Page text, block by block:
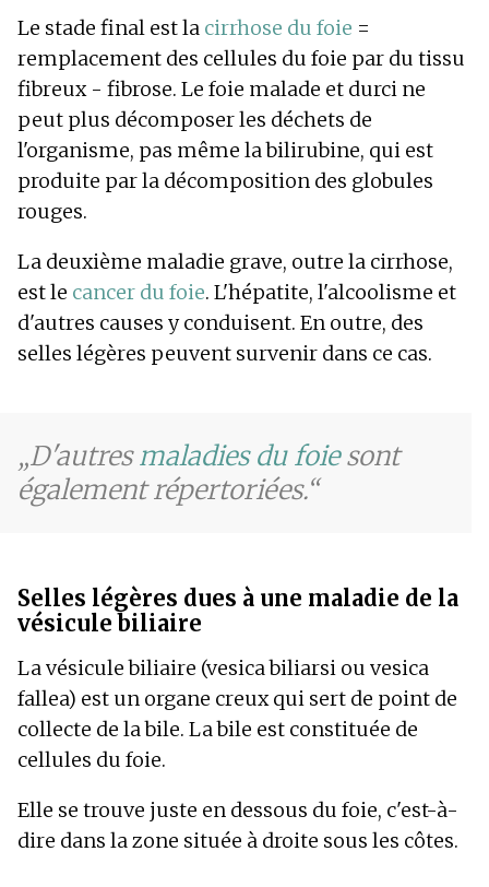
Le stade final est la cirrhose du foie =
remplacement des cellules du foie par du tissu
fibreux - fibrose. Le foie malade et durci ne
peut plus décomposer les déchets de
l'organisme, pas même la bilirubine, qui est
produite par la décomposition des globules
rouges.
La deuxième maladie grave, outre la cirrhose,
est le cancer du foie. L'hépatite, l'alcoolisme et
d'autres causes y conduisent. En outre, des
selles légères peuvent survenir dans ce cas.
D'autresmaladies du foiesont
également répertoriées.
Selles légères dues à une maladie de la
vésicule biliaire
La vésicule biliaire (vesica biliarsi ou vesica
fallea) est un organe creux qui sert de point de
collecte de la bile. La bile est constituée de
cellules du foie.
Elle se trouve juste en dessous du foie, c'est-à-
dire dans la zone située à droite sous les côtes.